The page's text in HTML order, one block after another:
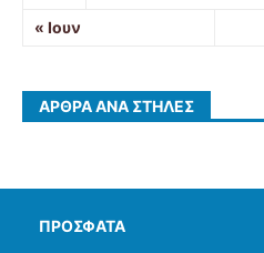
« Ιουν
ΆΡΘΡΑ ΑΝΆ ΣΤΉΛΕΣ
ΠΡΌΣΦΑΤΑ